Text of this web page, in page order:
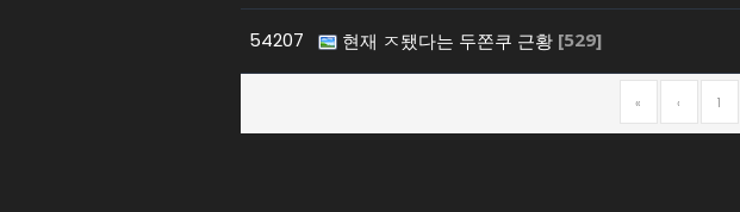
54207 현재 ㅈ됐다는 두쫀쿠 근황 [529]
« ‹ 1